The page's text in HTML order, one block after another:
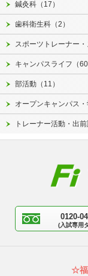
鍼灸科（17）
歯科衛生科（2）
スポーツトレーナー
キャンパスライフ（60
部活動（11）
オープンキャンパス・
トレーナー活動・出前
0120-
(入試専用
☆福